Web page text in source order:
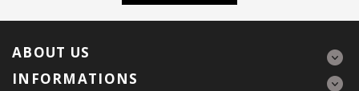
ABOUT US
INFORMATIONS